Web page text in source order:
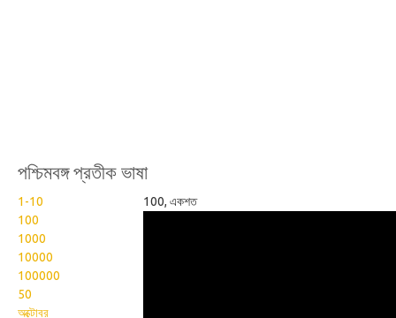
পশ্চিমবঙ্গ প্রতীক ভাষা
1-10
100
1000
10000
100000
50
অক্টোবর
100, একশত